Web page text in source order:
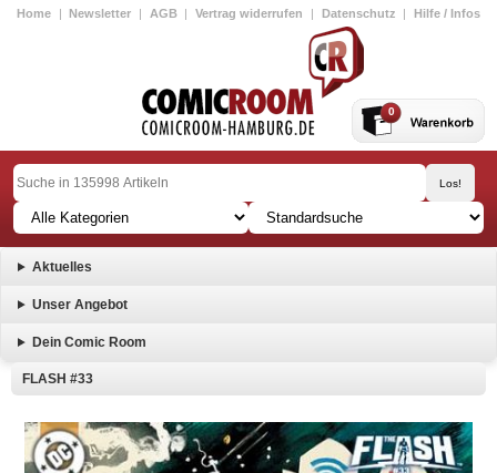
Home | Newsletter | AGB | Vertrag widerrufen | Datenschutz | Hilfe / Infos
0
Aktuelles
Unser Angebot
Dein Comic Room
FLASH #33